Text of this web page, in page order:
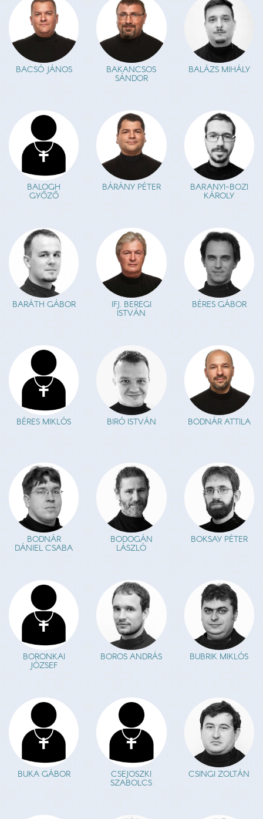
BACSÓ JÁNOS BAKANCSOS
SÁNDOR
BALÁZS MIHÁLY
BALOGH
GYŐZŐ
BÁRÁNY PÉTER BARANYI-BOZI
KÁROLY
BARÁTH GÁBOR IFJ. BEREGI
ISTVÁN
BÉRES GÁBOR
BÉRES MIKLÓS BIRÓ ISTVÁN BODNÁR ATTILA
BODNÁR
DÁNIEL CSABA
BODOGÁN
LÁSZLÓ
BOKSAY PÉTER
BORONKAI
JÓZSEF
BOROS ANDRÁS BUBRIK MIKLÓS
BUKA GÁBOR CSEJOSZKI
SZABOLCS
CSINGI ZOLTÁN